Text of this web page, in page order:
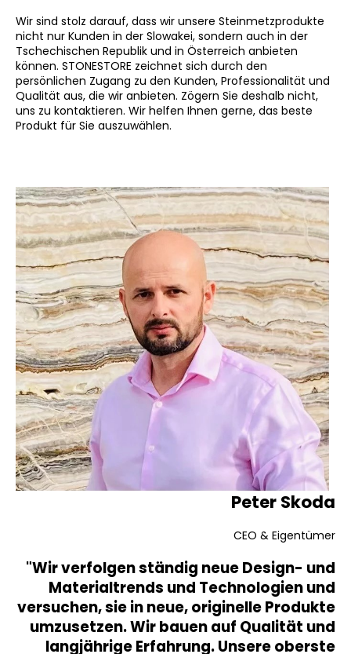
Wir sind stolz darauf, dass wir unsere Steinmetzprodukte
nicht nur Kunden in der Slowakei, sondern auch in der
Tschechischen Republik und in Österreich anbieten
können. STONESTORE zeichnet sich durch den
persönlichen Zugang zu den Kunden, Professionalität und
Qualität aus, die wir anbieten. Zögern Sie deshalb nicht,
uns zu kontaktieren. Wir helfen Ihnen gerne, das beste
Produkt für Sie auszuwählen.
Peter Skoda
CEO & Eigentümer
"Wir verfolgen ständig neue Design- und
Materialtrends und Technologien und
versuchen, sie in neue, originelle Produkte
umzusetzen. Wir bauen auf Qualität und
langjährige Erfahrung. Unsere oberste